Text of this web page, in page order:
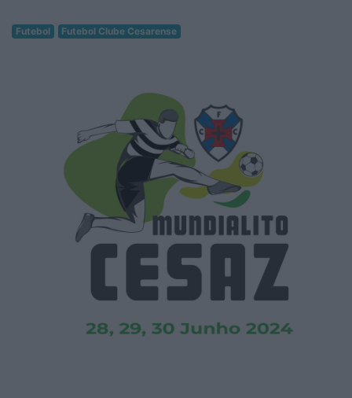
Futebol Futebol Clube Cesarense